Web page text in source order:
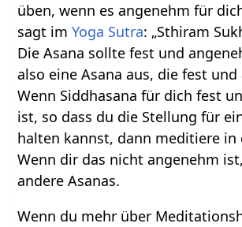
üben, wenn es angenehm für
sagt imYoga Sutra: „Sthiram
Die Asana sollte fest und
also eine Asana aus, die fest
Wenn Siddhasana für dich fest
ist, so dass du die Stellung für
halten kannst, dann meditiere in
Wenn dir das nicht angenehm
andere Asanas.
Wenn du mehr über